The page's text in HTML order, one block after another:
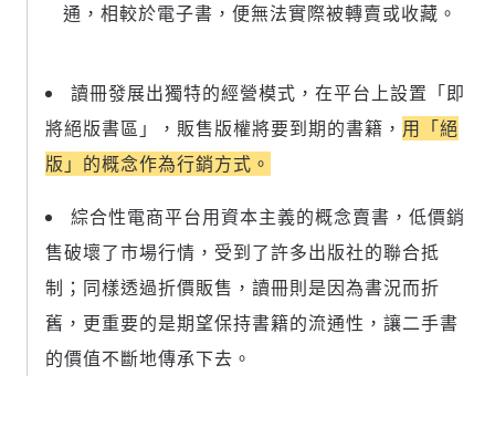
通，相較於電子書，便無法實際被轉賣或收藏。
讀冊發展出獨特的經營模式，在平台上設置「即
將絕版書區」，販售版權將要到期的書籍， 用「絕
版」的概念作為行銷方式。
綜合性電商平台用資本主義的概念賣書，低價銷
售破壞了市場行情，受到了許多出版社的聯合抵
制；同樣透過折價販售，讀冊則是因為書況而折
舊，更重要的是期望保持書籍的流通性， 讓二手書
的價值不斷地傳承下去。